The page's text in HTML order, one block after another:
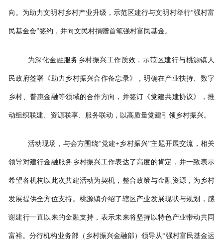
向。为助力文明村乡村产业升级，示范区建行与文明村举行“强村富
民基金会”签约，并向文民村捐赠首笔强村富民基金。
为深化金融服务乡村振兴工作质效，示范区建行与桃源镇人
民政府签署《助力乡村振兴合作备忘录》，明确在产业扶持、数字
乡村、普惠金融等领域的合作方向，并签订《党建共建协议》，推
动组织联建、资源联享、服务联动，以高质量党建引领乡村振兴。
活动现场，与会方围绕“党建+乡村振兴”主题开展交流，相关
领导对建行金融服务乡村振兴工作表达了高度的肯定，并一致表示
希望各机构以此次共建活动为契机，整合政策与金融资源，为乡村
发展提供全方位支持。桃源镇介绍了辖区产业发展现状与规划，感
谢建行一直以来的金融支持，表示未来将坚持以特色产业带动共同
富裕。分行机构业务部（乡村振兴金融部）领导从“强村富民基金运